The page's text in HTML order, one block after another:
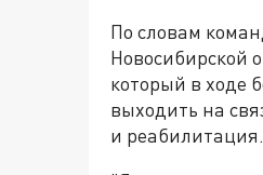
По словам
Новосибирской
который в ходе
выходить на
и реабилитация.